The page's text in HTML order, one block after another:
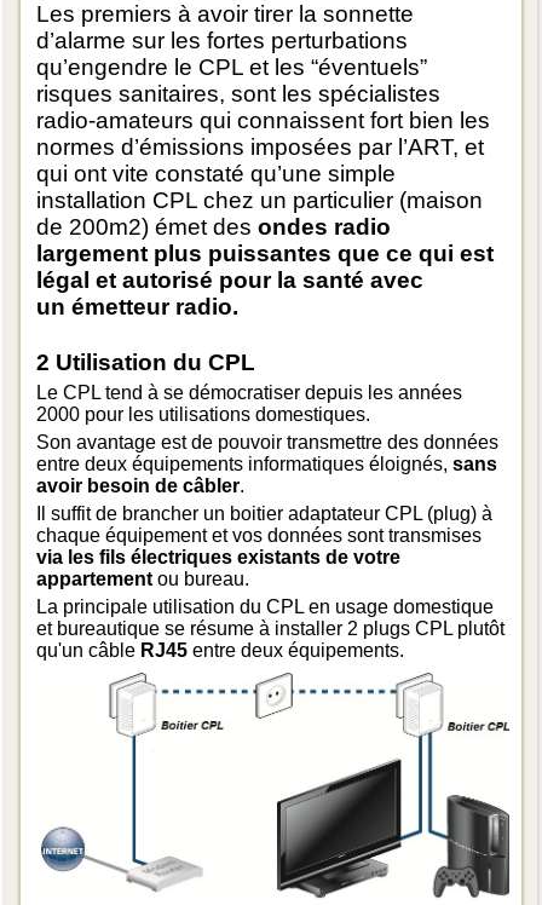
Les premiers à avoir tirer la sonnette
d’alarme sur les fortes perturbations
qu’engendre le CPL et les “éventuels”
risques sanitaires, sont les spécialistes
radio-amateurs qui connaissent fort bien les
normes d’émissions imposées par l’ART, et
qui ont vite constaté qu’une simple
installation CPL chez un particulier (maison
de 200m2) émet desondes radio
largement plus puissantes que ce qui est
légal et autorisé pour la santé avec
un émetteur radio.
2 Utilisation du CPL
Le CPL tend à se démocratiser depuis les années
2000 pour les utilisations domestiques.
Son avantage est de pouvoir transmettre des données
entre deux équipements informatiques éloignés,sans
avoir besoin de câbler.
Il suffit de brancher un boitier adaptateur CPL (plug) à
chaque équipement et vos données sont transmises
via les fils électriques existants de votre
appartement ou bureau.
La principale utilisation du CPL en usage domestique
et bureautique se résume à installer 2 plugs CPL plutôt
qu'un câble RJ45 entre deux équipements.